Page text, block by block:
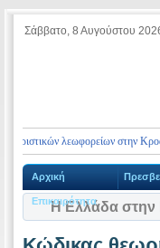
Σάββατο, 8 Αυγούστου
λεωφορείων στην Κροατία
Αρχική
Επικαιρότητα
Η Ελλάδα στην